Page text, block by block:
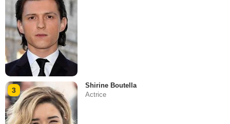
3
Shirine Boutella
Actrice